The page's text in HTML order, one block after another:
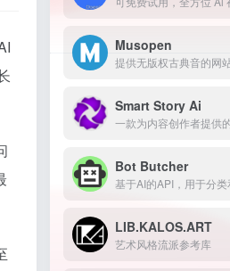
Musopen
提供无版权古典音的网
Smart Story Ai
Bot Butcher
LIB.KALOS.ART
艺术风格流派参考库